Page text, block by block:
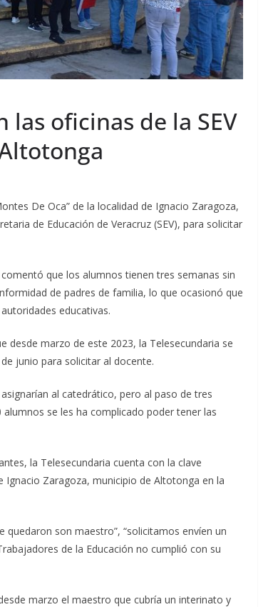
oficinas de la SEV
De Oca” de la localidad de Ignacio Zaragoza,
de Educación de Veracruz (SEV), para solicitar
que los alumnos tienen tres semanas sin
de padres de familia, lo que ocasionó que
educativas.
desde marzo de este 2023, la Telesecundaria se
junio para solicitar al docente.
al catedrático, pero al paso de tres
se les ha complicado poder tener las
la Telesecundaria cuenta con la clave
Ignacio Zaragoza, municipio de Altotonga en la
quedaron son maestro”, “solicitamos envíen un
de la Educación no cumplió con su
marzo el maestro que cubría un interinato y